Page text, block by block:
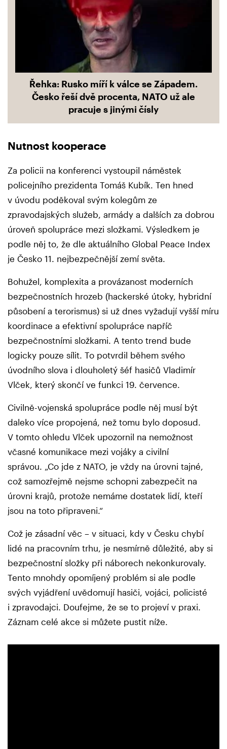
Řehka: Rusko míří k válce se Západem.
Česko řeší dvě procenta, NATO už ale
pracuje s jinými čísly
Nutnost kooperace
Za policii na konferenci vystoupil náměstek
policejního prezidenta Tomáš Kubík. Ten hned
v úvodu poděkoval svým kolegům ze
zpravodajských služeb, armády a dalších za dobrou
úroveň spolupráce mezi složkami. Výsledkem je
podle něj to, že dle aktuálního Global Peace Index
je Česko 11. nejbezpečnější zemí světa.
Bohužel, komplexita a provázanost moderních
bezpečnostních hrozeb (hackerské útoky, hybridní
působení a terorismus) si už dnes vyžadují vyšší míru
koordinace a efektivní spolupráce napříč
bezpečnostními složkami. A tento trend bude
logicky pouze sílit. To potvrdil během svého
úvodního slova i dlouholetý šéf hasičů Vladimír
Vlček, který skončí ve funkci 19. července.
Civilně-vojenská spolupráce podle něj musí být
daleko více propojená, než tomu bylo doposud.
V tomto ohledu Vlček upozornil na nemožnost
včasné komunikace mezi vojáky a civilní
správou. „Co jde z NATO, je vždy na úrovni tajné,
což samozřejmě nejsme schopni zabezpečit na
úrovni krajů, protože nemáme dostatek lidí, kteří
jsou na toto připraveni.“
Což je zásadní věc – v situaci, kdy v Česku chybí
lidé na pracovním trhu, je nesmírně důležité, aby si
bezpečnostní složky při náborech nekonkurovaly.
Tento mnohdy opomíjený problém si ale podle
svých vyjádření uvědomují hasiči, vojáci, policisté
i zpravodajci. Doufejme, že se to projeví v praxi.
Záznam celé akce si můžete pustit níže.